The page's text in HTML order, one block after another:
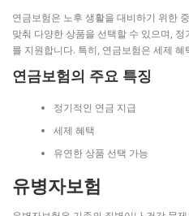
연금보험은 노후 생활을 대비하기 위한
맞춰 다양한 상품을 선택할 수 있으며,
를 지원합니다. 특히, 연금보험은 세제
연금보험의 주요 특징
정기적인 연금 지급
세제 혜택
유연한 상품 선택 가능
유병자보험